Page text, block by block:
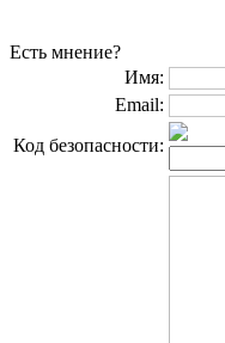
Есть мнение?
Имя:
Email:
Код безопасности: